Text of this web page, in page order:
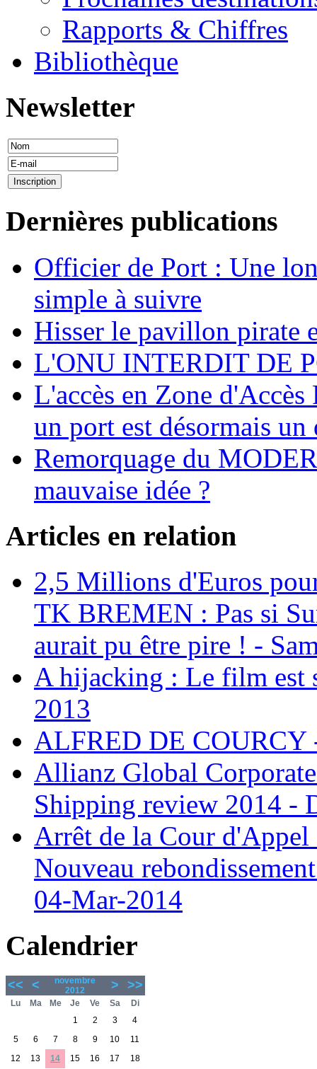
Rapports & Chiffres
Bibliothèque
Newsletter
Dernières publications
Officier de Port : Une
simple à suivre
Hisser le pavillon pirate
L'ONU INTERDIT DE
L'accès en Zone
un port est désormais un
Remorquage du
mauvaise idée ?
Articles en relation
2,5 Millions d'Euros
TK BREMEN : Pas si
aurait pu être pire ! -
A hijacking : Le film est
2013
ALFRED DE COURCY
Allianz Global
Shipping review 2014 -
Arrêt de la Cour
Nouveau
04-Mar-2014
Calendrier
<< <
novembre
2012
> >>
Lu Ma Me Je Ve Sa
Di
1
2 3
4
5
6 7 8 9 10
11
12
13 14 15 16 17
18